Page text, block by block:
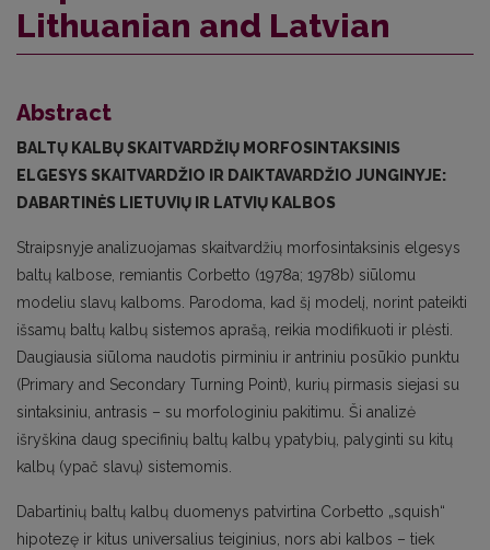
Lithuanian and Latvian
Abstract
BALTŲ KALBŲ SKAITVARDŽIŲ MORFOSINTAKSINIS
ELGESYS SKAITVARDŽIO IR DAIKTAVARDŽIO JUNGINYJE:
DABARTINĖS LIETUVIŲ IR LATVIŲ KALBOS
Straipsnyje analizuojamas skaitvardžių morfosintaksinis elgesys
baltų kalbose, remiantis Corbetto (1978a; 1978b) siūlomu
modeliu slavų kalboms. Parodoma, kad šį modelį, norint pateikti
išsamų baltų kalbų sistemos aprašą, reikia modifikuoti ir plėsti.
Daugiausia siūloma naudotis pirminiu ir antriniu posūkio punktu
(Primary and Secondary Turning Point), kurių pirmasis siejasi su
sintaksiniu, antrasis – su morfologiniu pakitimu. Ši analizė
išryškina daug specifinių baltų kalbų ypatybių, palyginti su kitų
kalbų (ypač slavų) sistemomis.
Dabartinių baltų kalbų duomenys patvirtina Corbetto „squish“
hipotezę ir kitus universalius teiginius, nors abi kalbos – tiek